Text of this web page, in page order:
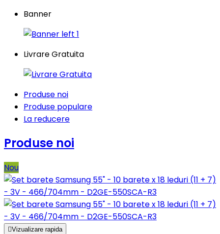
Banner
Livrare Gratuita
Produse noi
Produse populare
La reducere
Produse noi
Nou
Vizualizare rapida